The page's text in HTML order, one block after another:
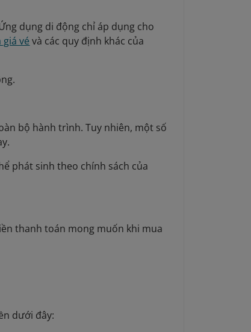
dụng di động chỉ áp dụng cho
vé và các quy định khác của
bộ hành trình. Tuy nhiên, một số
phát sinh theo chính sách của
thanh toán mong muốn khi mua
dưới đây: